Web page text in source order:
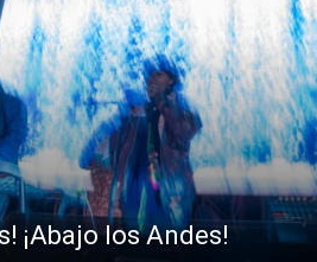
¡Abajo los Andes!